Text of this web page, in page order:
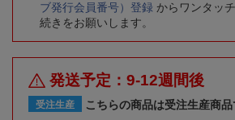
ブ発行会員番号）登録 からワンタッ
続きをお願いします。
発送予定：9-12週間後
受注生産
こちらの商品は受注生産商品